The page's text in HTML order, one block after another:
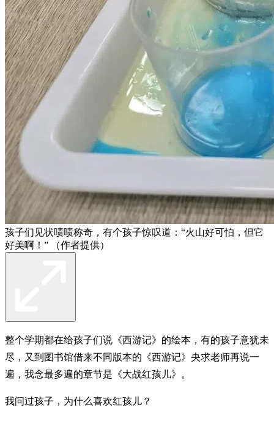
孩子们见状啧啧称奇，有个孩子惊叹道：“火山好可怕，但它
好美啊！” （作者提供）
整个学期都在给孩子们说《西游记》的绘本，有的孩子意犹未
尽，又到图书馆借来不同版本的《西游记》央求老师再说一
遍，我念最多遍的章节是《大战红孩儿》。
我问过孩子，为什么喜欢红孩儿？